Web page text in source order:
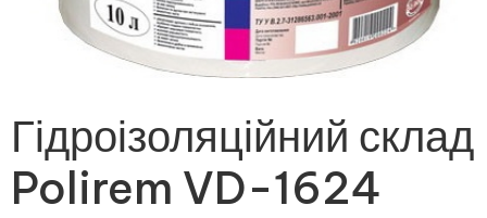
Гідроізоляційний склад
Polirem VD-1624